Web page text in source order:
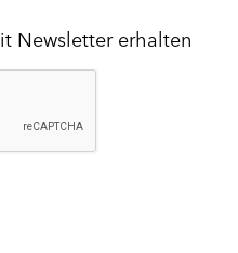
Newsletter erhalten